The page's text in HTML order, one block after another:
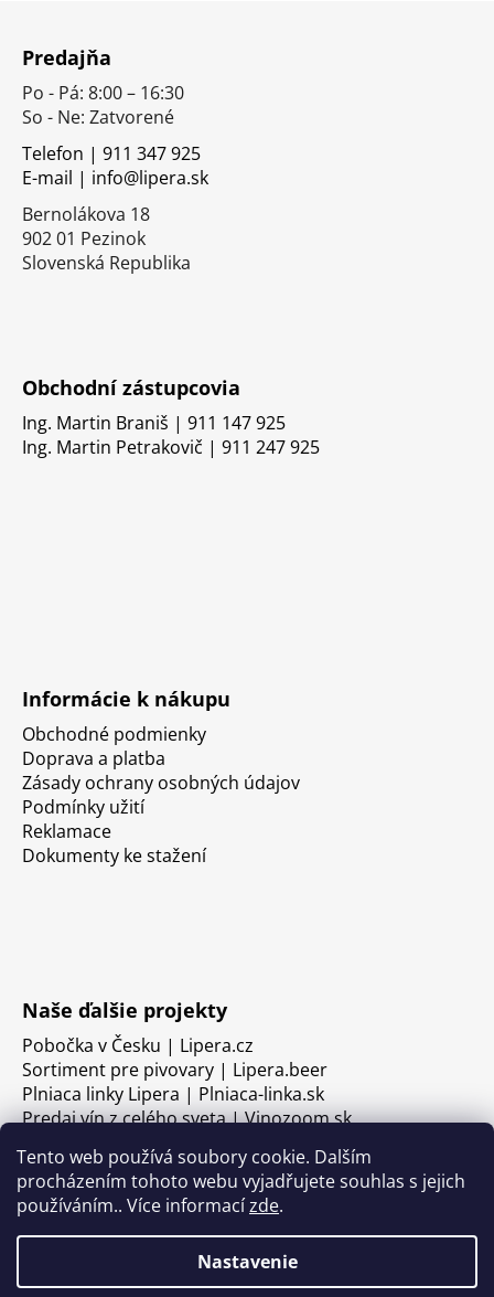
Tento web používá soubory cookie. Dalším
procházením tohoto webu vyjadřujete souhlas s jejich
používáním.. Více informacízde.
Nastavenie
Predajňa
Po - Pá: 8:00 – 16:30
So - Ne: Zatvorené
Telefon | 911 347 925
E-mail | info@lipera.sk
Bernolákova 18
902 01 Pezinok
Slovenská Republika
Obchodní zástupcovia
Ing. Martin Braniš | 911 147 925
Ing. Martin Petrakovič | 911 247 925
Informácie k nákupu
Obchodné podmienky
Doprava a platba
Zásady ochrany osobných údajov
Podmínky užití
Reklamace
Dokumenty ke stažení
Naše ďalšie projekty
Pobočka v Česku | Lipera.cz
Sortiment pre pivovary | Lipera.beer
Plniaca linky Lipera | Plniaca-linka.sk
Predaj vín z celého sveta | Vinozoom.sk